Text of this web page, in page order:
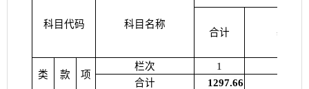
科目代码 科目名称
合计 基本
类 款 项
栏次 1
合计
1297.66